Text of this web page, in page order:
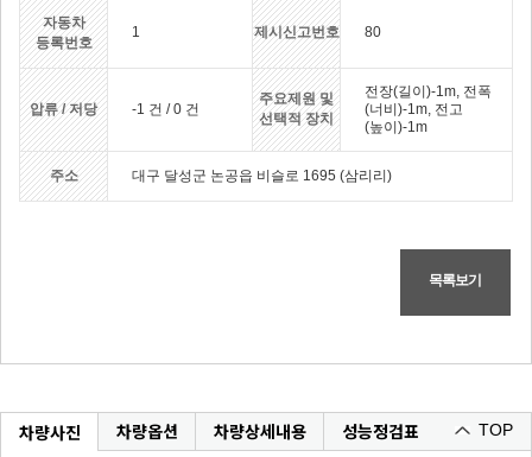
자동차
등록번호
1 제시신고번호 80
압류 / 저당 -1 건 / 0 건
주요제원 및
선택적 장치
전장(길이)-1m, 전폭
(너비)-1m, 전고
(높이)-1m
주소 대구 달성군 논공읍 비슬로 1695 (삼리리)
목록보기
차량사진 차량옵션 차량상세내용 성능정검표 TOP